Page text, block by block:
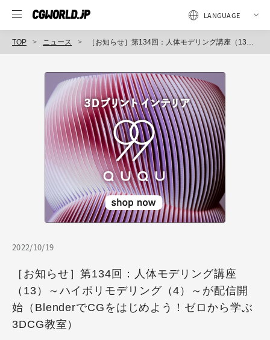
TOP ニュース ［お知らせ］第134回：人体モデリング講座（13）～ハイポリモデリング（4）～が配信開始（BlenderでCGをはじめよう！ゼロから学ぶ3DCG教室）
2022/10/19
［お知らせ］第134回：人体モデリング講座
（13）～ハイポリモデリング（4）～が配信開
始（BlenderでCGをはじめよう！ゼロから学ぶ
3DCG教室）